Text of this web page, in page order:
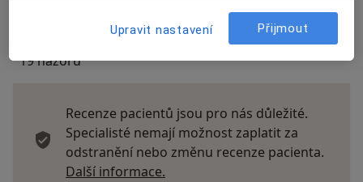
19 názorů
Recenze pacientů jsou pro nás důležité.
Specialisté nemají možnost zaplatit za
odstranění nebo změnu recenze pacienta.
Další informace.
Upravit nastavení Přijmout